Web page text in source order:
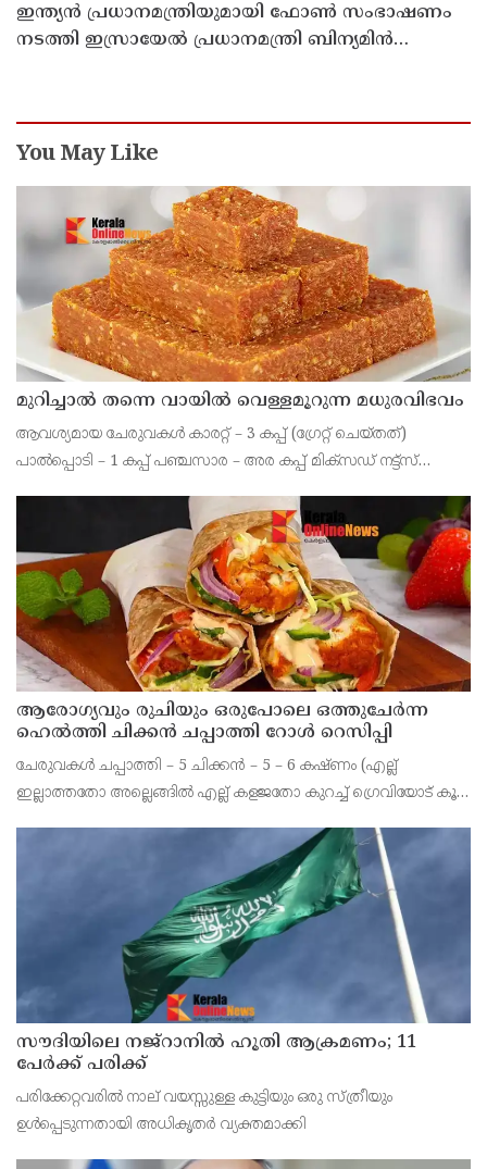
ഇന്ത്യൻ പ്രധാനമന്ത്രിയുമായി ഫോൺ സംഭാഷണം
നടത്തി ഇസ്രായേൽ പ്രധാനമന്ത്രി ബിന‍്യമിൻ
You May Like
മുറിച്ചാൽ തന്നെ വായിൽ വെള്ളമൂറുന്ന മധുരവിഭവം
ആവശ്യമായ ചേരുവകൾ കാരറ്റ് – 3 കപ്പ് (ഗ്രേറ്റ് ചെയ്തത്)
പാൽപ്പൊടി – 1 കപ്പ് പഞ്ചസാര – അര കപ്പ് മിക്സഡ് നട്ട്സ്
ടീസ്പൂൺ നെയ് – 3 ടേബിൾസ്പൂൺ + അര ടീ
ആരോഗ്യവും രുചിയും ഒരുപോലെ ഒത്തുചേർന്ന
ഹെൽത്തി ചിക്കൻ ചപ്പാത്തി റോൾ റെസിപ്പി
ചേരുവകൾ ചപ്പാത്തി – 5 ചിക്കൻ – 5 – 6 കഷ്ണം (എല്ല്
ഇല്ലാത്തതോ അല്ലെങ്ങിൽ എല്ല് കളജതോ കുറച്ച് ഗ്രെവിയോട് കൂടി
സൗദിയിലെ നജ്റാനില്‍ ഹൂതി ആക്രമണം; 11
പേര്‍ക്ക് പരിക്ക്
പരിക്കേറ്റവരില്‍ നാല് വയസ്സുള്ള കുട്ടിയും ഒരു സ്ത്രീയും
ഉള്‍പ്പെടുന്നതായി അധികൃതര്‍ വ്യക്തമാക്കി